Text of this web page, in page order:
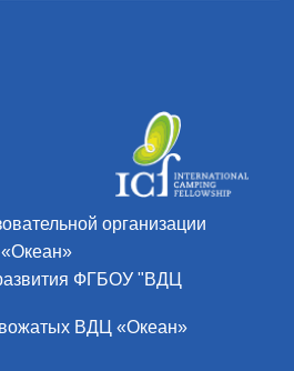
организации
«Океан»
ФГБОУ "ВДЦ
ВДЦ «Океан»